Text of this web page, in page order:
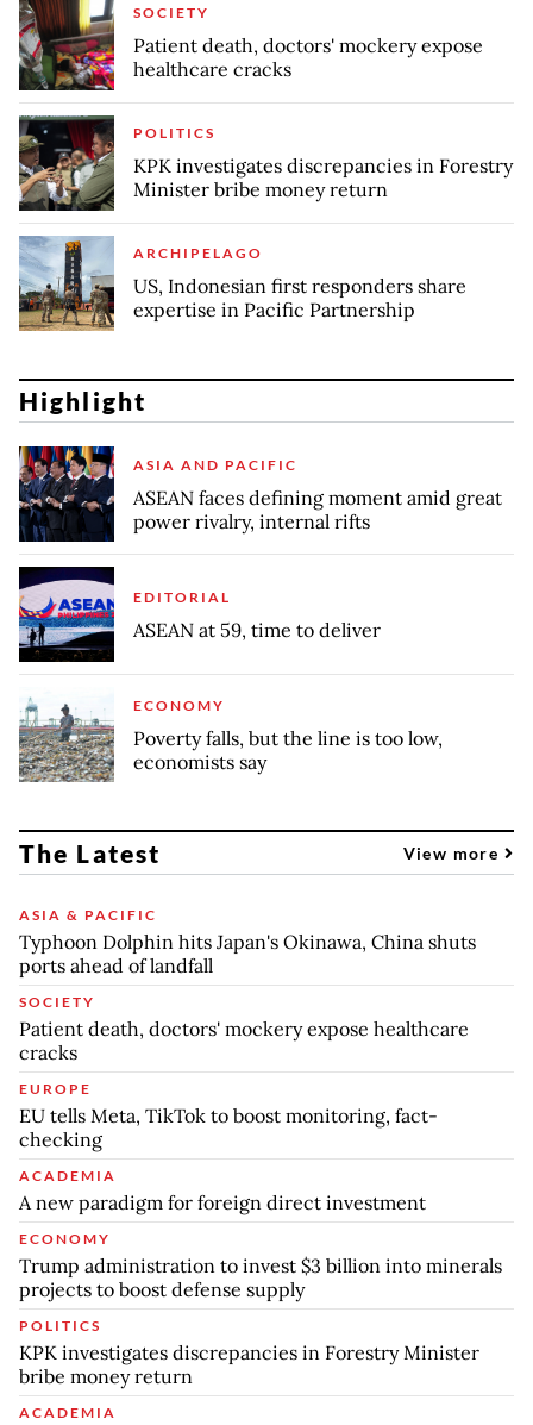
SOCIETY
Patient death, doctors' mockery expose
healthcare cracks
POLITICS
KPK investigates discrepancies in Forestry
Minister bribe money return
ARCHIPELAGO
US, Indonesian first responders share
expertise in Pacific Partnership
Highlight
ASIA AND PACIFIC
ASEAN faces defining moment amid great
power rivalry, internal rifts
EDITORIAL
ASEAN at 59, time to deliver
ECONOMY
Poverty falls, but the line is too low,
economists say
The Latest View more
ASIA & PACIFIC
Typhoon Dolphin hits Japan's Okinawa, China shuts
ports ahead of landfall
SOCIETY
Patient death, doctors' mockery expose healthcare
cracks
EUROPE
EU tells Meta, TikTok to boost monitoring, fact-
checking
ACADEMIA
A new paradigm for foreign direct investment
ECONOMY
Trump administration to invest $3 billion into minerals
projects to boost defense supply
POLITICS
KPK investigates discrepancies in Forestry Minister
bribe money return
ACADEMIA